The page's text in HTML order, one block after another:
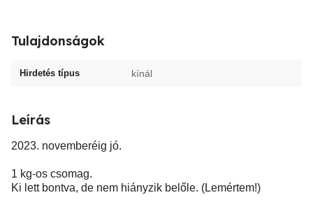
Tulajdonságok
Hirdetés típus kínál
Leírás
2023. novemberéig jó.
1 kg-os csomag.
Ki lett bontva, de nem hiányzik belőle. (Lemértem!)